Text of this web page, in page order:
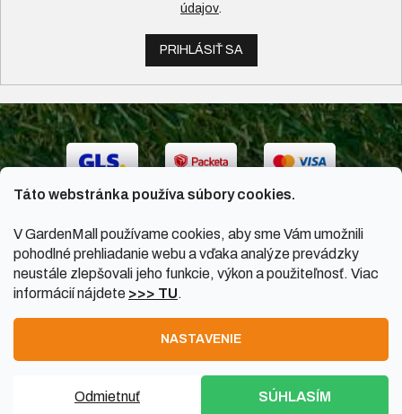
Táto webstránka používa súbory cookies.
V GardenMall používame cookies, aby sme Vám umožnili
pohodlné prehliadanie webu a vďaka analýze prevádzky
neustále zlepšovali jeho funkcie, výkon a použiteľnosť. Viac
informácií nájdete >>> TU.
NASTAVENIE
Odmietnuť SÚHLASÍM
údajov.
PRIHLÁSIŤ SA
GardenMall.sk
Upraviť nastavenie cookies